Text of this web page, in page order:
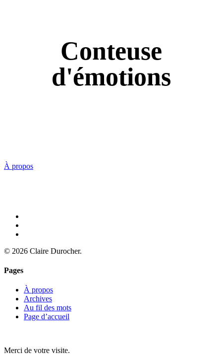
Conteuse
d'émotions
À propos
© 2026 Claire Durocher.
Pages
À propos
Archives
Au fil des mots
Page d’accueil
Merci de votre visite.